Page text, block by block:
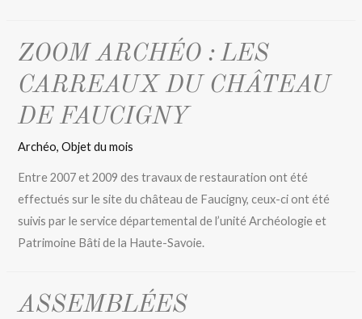
ZOOM ARCHÉO : LES
CARREAUX DU CHÂTEAU
DE FAUCIGNY
Archéo,Objet du mois
Entre 2007 et 2009 des travaux de restauration ont été
effectués sur le site du château de Faucigny, ceux-ci ont été
suivis par le service départemental de l’unité Archéologie et
Patrimoine Bâti de la Haute-Savoie.
ASSEMBLÉES